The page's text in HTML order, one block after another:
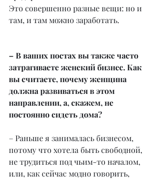
Это совершенно разные вещи: но и
там, и там можно заработать.
– В ваших постах вы также часто
затрагиваете женский бизнес. Как
вы считаете, почему женщина
должна развиваться в этом
направлении, а, скажем, не
постоянно сидеть дома?
– Раньше я занималась бизнесом,
потому что хотела быть свободной,
не трудиться под чьим-то началом,
или, как сейчас модно говорить,